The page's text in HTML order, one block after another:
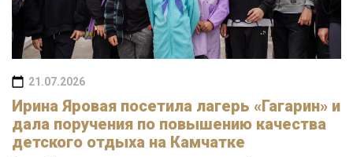
21.07.2026
Ирина Яровая посетила лагерь «Гагарин» и
дала поручения по повышению качества
детского отдыха на Камчатке